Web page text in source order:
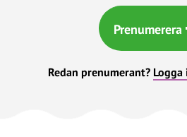
Prenumerera
Redan prenumerant? Logga